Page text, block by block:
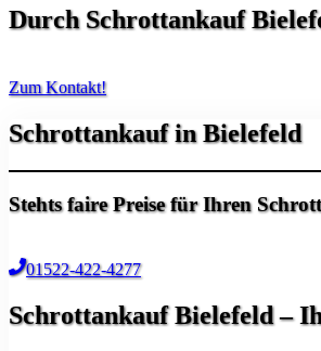
Durch Schrottankauf
Zum Kontakt!
Schrottankauf in Bielefeld
Stehts faire Preise für Ihren Schrott
01522-422-4277
Schrottankauf Bielefeld –